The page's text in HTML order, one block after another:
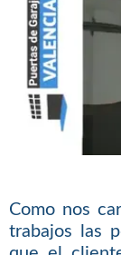
Como nos
trabajos las